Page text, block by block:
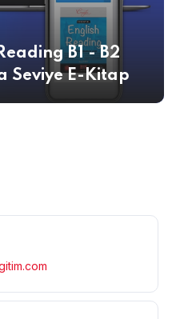
B1 - B2
Seviye E-Kitap